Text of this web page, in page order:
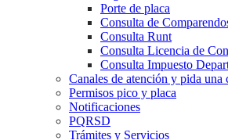
Porte de placa
Consulta de
Consulta Runt
Consulta Licencia de
Consulta Impuesto
Canales de atención y pida una
Permisos pico y placa
Notificaciones
PQRSD
Trámites y Servicios